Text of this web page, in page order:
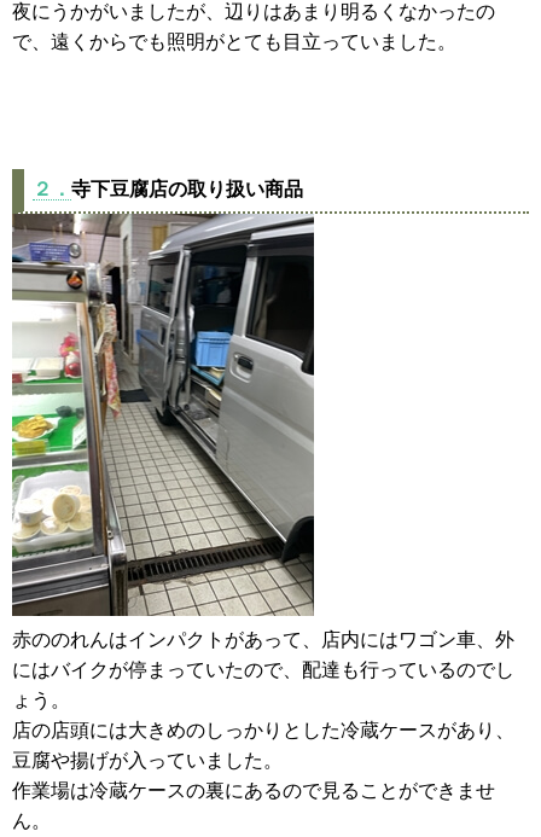
夜にうかがいましたが、辺りはあまり明るくなかったの
で、遠くからでも照明がとても目立っていました。
２． 寺下豆腐店の取り扱い商品
赤ののれんはインパクトがあって、店内にはワゴン車、外
にはバイクが停まっていたので、配達も行っているのでし
ょう。
店の店頭には大きめのしっかりとした冷蔵ケースがあり、
豆腐や揚げが入っていました。
作業場は冷蔵ケースの裏にあるので見ることができませ
ん。